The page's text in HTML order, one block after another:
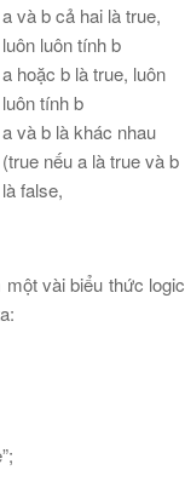
a và b cả hai là true,
luôn luôn tính b
a hoặc b là true, luôn
luôn tính b
a và b là khác nhau
(true nếu a là true và b
là false,
vài biểu thức logic